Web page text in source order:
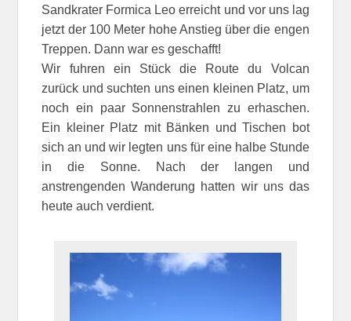
Sandkrater Formica Leo erreicht und vor uns lag
jetzt der 100 Meter hohe Anstieg über die engen
Treppen. Dann war es geschafft!
Wir fuhren ein Stück die Route du Volcan
zurück und suchten uns einen kleinen Platz, um
noch ein paar Sonnenstrahlen zu erhaschen.
Ein kleiner Platz mit Bänken und Tischen bot
sich an und wir legten uns für eine halbe Stunde
in die Sonne. Nach der langen und
anstrengenden Wanderung hatten wir uns das
heute auch verdient.